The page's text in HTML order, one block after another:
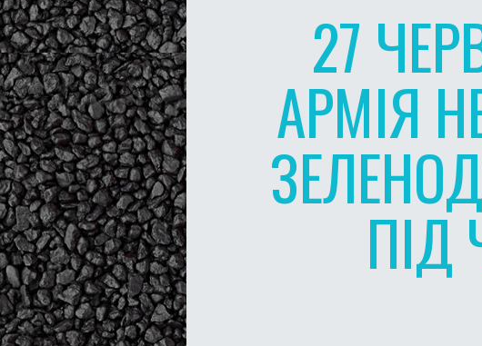
27
АРМІЯ
ПІД